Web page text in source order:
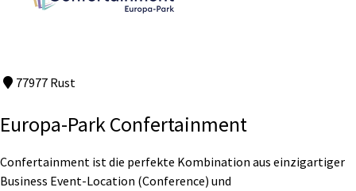
77977 Rust
Europa-Park Confertainment
Confertainment ist die perfekte Kombination aus einzigartiger
Business Event-Location (Conference) und